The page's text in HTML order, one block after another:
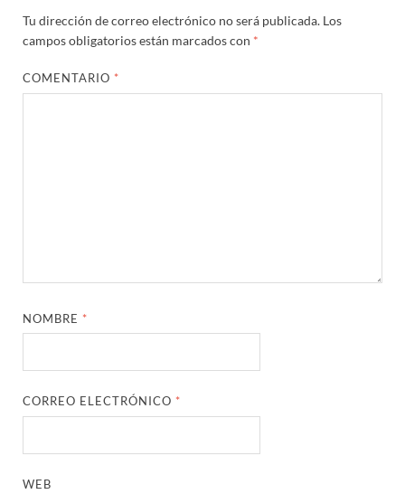
Tu dirección de correo electrónico no será publicada. Los
campos obligatorios están marcados con *
COMENTARIO *
NOMBRE *
CORREO ELECTRÓNICO *
WEB